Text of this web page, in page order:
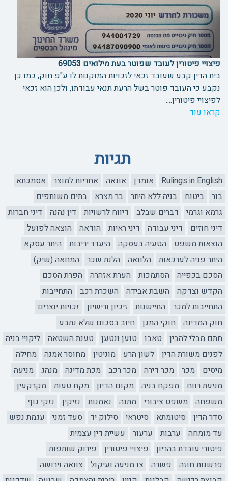
פיצויי פיטורין לעובד שפוטר בעת מילואים 69053
בית הדין קבע שעובד זכאי לזכויות המוקנות לו ע"פ חוק, כמו כן
נקבע כי העובד פוטר בשל הרעת תנאי עבודתו, ולכן הוא זכאי
לפיצויי פיטורין....
קראו עוד
תגיות
Rulings in English אומדן אונאה אחריות למוצר
אסמכתא
בור
ביטוח בניה ללא היתר בר מצרא
בתים משותפים
גרמא וגרמי
דברים שבלב דיווח לרשויות דין נהנה
דיני חברות
דיני חוזים
דיני עבודה דיני ראיות הודאה
הוצאה לפועל
הוצאות משפט
הטעיה בעסקה היעדר יריבות
היתר עסקא
היתר פניה לערכאות
הלוואה הלנת שכר
המחאה (שיק)
הסכם בכפייה
הסתמכות הערת אזהרה
הפרת הסכם
הקדש וצדקה
השבת אבידה השכרת רכב
התחייבות
התחייבות למכר
התיישנות זיכיון ורישיון
זכויות יוצרים
חוק המדינה
חוקי המגן
חיוב בסכום שלא נתבע
חתם מבלי להבין
טאבו טוען ונטען טענת השטאה
ליקויי בניה
לפנים משורת הדין
לשון הרע מוניטין מחוסר אמנה
מחילה
מיסים
מכר מכר דירה מכר רכב מכת מדינה מנהג
מניעה
מניעת רווח
מפקח בניה מקום הדיון מקח טעות
מקרקעין
משפחה
משפט ציבורי מתנה נאמנות נזיקין
נזקי גוף
סדר הדין
סיטומתא סיטראי סילוק יד סעד זמני
עגמת נפש
עד מומחה
ערבות ערעור
עשיית דין עצמית
פיטורי עובדת בהריון
פיצויי פיטורין
פירוק שותפות
פרשנות חוזה
פשרה צו מניעה ועיקול
צוואה וירושה